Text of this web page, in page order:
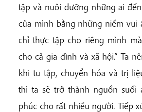
tập và nuôi dưỡng những ai
của mình bằng những niềm vui
chỉ thực tập cho riêng mình
cho cả gia đình và xã hội.” Ta
khi tu tập, chuyển hóa và trị
thì ta sẽ trở thành nguồn suối
phúc cho rất nhiều người. Tiếp